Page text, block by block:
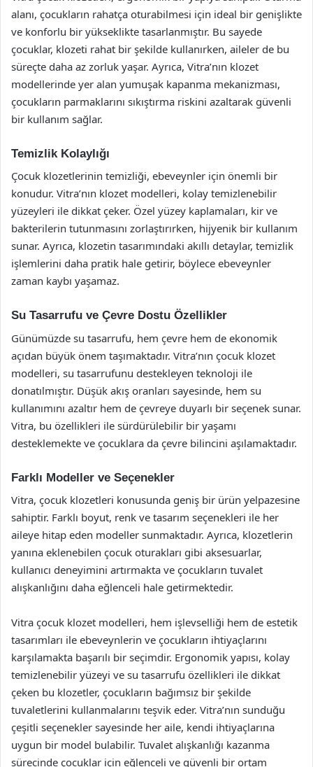
alanı, çocukların rahatça oturabilmesi için ideal bir genişlikte
ve konforlu bir yükseklikte tasarlanmıştır. Bu sayede
çocuklar, klozeti rahat bir şekilde kullanırken, aileler de bu
süreçte daha az zorluk yaşar. Ayrıca, Vitra’nın klozet
modellerinde yer alan yumuşak kapanma mekanizması,
çocukların parmaklarını sıkıştırma riskini azaltarak güvenli
bir kullanım sağlar.
Temizlik Kolaylığı
Çocuk klozetlerinin temizliği, ebeveynler için önemli bir
konudur. Vitra’nın klozet modelleri, kolay temizlenebilir
yüzeyleri ile dikkat çeker. Özel yüzey kaplamaları, kir ve
bakterilerin tutunmasını zorlaştırırken, hijyenik bir kullanım
sunar. Ayrıca, klozetin tasarımındaki akıllı detaylar, temizlik
işlemlerini daha pratik hale getirir, böylece ebeveynler
zaman kaybı yaşamaz.
Su Tasarrufu ve Çevre Dostu Özellikler
Günümüzde su tasarrufu, hem çevre hem de ekonomik
açıdan büyük önem taşımaktadır. Vitra’nın çocuk klozet
modelleri, su tasarrufunu destekleyen teknoloji ile
donatılmıştır. Düşük akış oranları sayesinde, hem su
kullanımını azaltır hem de çevreye duyarlı bir seçenek sunar.
Vitra, bu özellikleri ile sürdürülebilir bir yaşamı
desteklemekte ve çocuklara da çevre bilincini aşılamaktadır.
Farklı Modeller ve Seçenekler
Vitra, çocuk klozetleri konusunda geniş bir ürün yelpazesine
sahiptir. Farklı boyut, renk ve tasarım seçenekleri ile her
aileye hitap eden modeller sunmaktadır. Ayrıca, klozetlerin
yanına eklenebilen çocuk oturakları gibi aksesuarlar,
kullanıcı deneyimini artırmakta ve çocukların tuvalet
alışkanlığını daha eğlenceli hale getirmektedir.
Vitra çocuk klozet modelleri, hem işlevselliği hem de estetik
tasarımları ile ebeveynlerin ve çocukların ihtiyaçlarını
karşılamakta başarılı bir seçimdir. Ergonomik yapısı, kolay
temizlenebilir yüzeyi ve su tasarrufu özellikleri ile dikkat
çeken bu klozetler, çocukların bağımsız bir şekilde
tuvaletlerini kullanmalarını teşvik eder. Vitra’nın sunduğu
çeşitli seçenekler sayesinde her aile, kendi ihtiyaçlarına
uygun bir model bulabilir. Tuvalet alışkanlığı kazanma
sürecinde çocuklar için eğlenceli ve güvenli bir ortam